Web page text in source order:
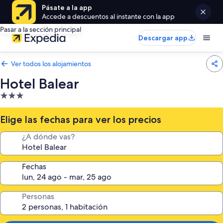
Pásate a la app
Accede a descuentos al instante con la app
Pasar a la sección principal
Descargar app
Ver todos los alojamientos
Hotel Balear
Alojamiento
de
3.0 estrellas
Elige las fechas para ver los precios
¿A dónde vas?
Fechas
Personas